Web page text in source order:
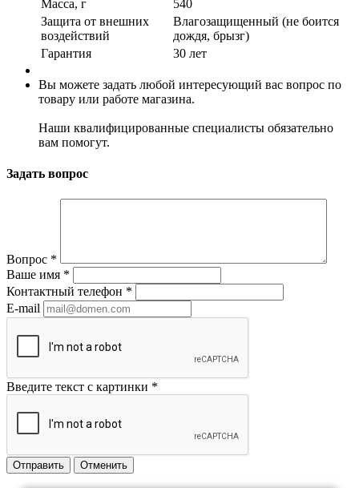
Масса, г
540
Защита от внешних
воздействий
Влагозащищенный (не боится
дождя, брызг)
Гарантия
30 лет
Вы можете задать любой интересующий вас вопрос по
товару или работе магазина.
Наши квалифицированные специалисты обязательно
вам помогут.
Задать вопрос
Вопрос *
Ваше имя *
Контактный телефон *
E-mail
Введите текст с картинки *
Отправить Отменить